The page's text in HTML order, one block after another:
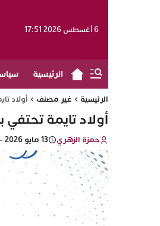
6 أغسطس 2026 17:51
الرئيسية
الرئيسية غير مصنف أولاد
أولاد تايمة
حمزة الزهري 13 مايو 2026 - 21:32